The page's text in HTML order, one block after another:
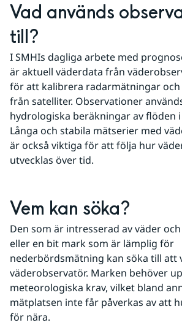
Vad används
till?
I SMHIs dagliga arbete med
är aktuell väderdata från
för att kalibrera radarmätningar
från satelliter. Observationer
hydrologiska beräkningar av flöden
Långa och stabila mätserier med
är också viktiga för att följa hur
utvecklas över tid.
Vem kan söka?
Den som är intresserad av väder
eller en bit mark som är lämplig för
nederbördsmätning kan söka till att
väderobservatör. Marken behöver
meteorologiska krav, vilket bland
mätplatsen inte får påverkas av att
för nära.